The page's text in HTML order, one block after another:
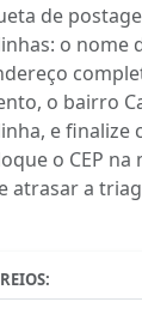
de
o nome
o bairro
e finalize
o CEP na
atrasar a